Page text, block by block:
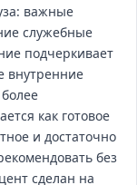
важные
служебные
подчеркивает
внутренние
как готовое
и достаточно
без
сделан на